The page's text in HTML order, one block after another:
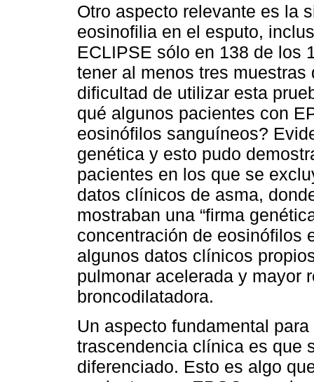
Otro aspecto relevante es la
eosinofilia en el esputo,
ECLIPSE sólo en 138 de los
tener al menos tres
dificultad de utilizar esta
qué algunos pacientes con
eosinófilos sanguíneos?
genética y esto pudo
pacientes en los que se
datos clínicos de asma,
mostraban una “firma
concentración de eosinófilos
algunos datos clínicos
pulmonar acelerada y mayor
broncodilatadora.
Un aspecto fundamental
trascendencia clínica es que
diferenciado. Esto es algo